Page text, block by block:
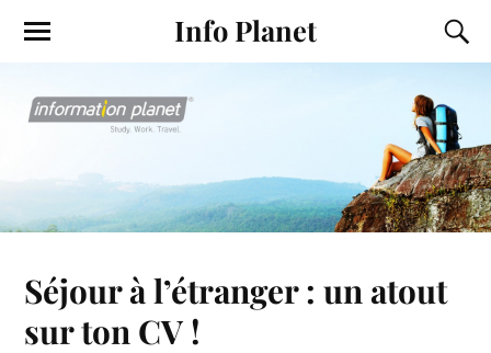
Info Planet
Séjour à l’étranger : un atout
sur ton CV !